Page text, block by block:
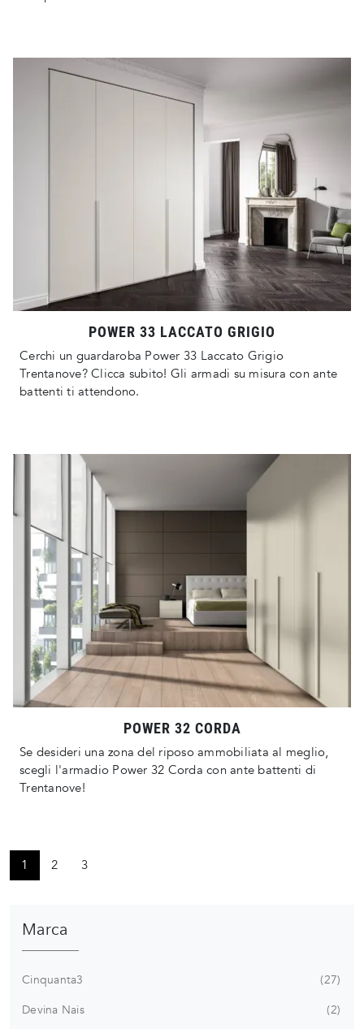
POWER 33 LACCATO GRIGIO
Cerchi un guardaroba Power 33 Laccato Grigio
Trentanove? Clicca subito! Gli armadi su misura con ante
battenti ti attendono.
POWER 32 CORDA
Se desideri una zona del riposo ammobiliata al meglio,
scegli l'armadio Power 32 Corda con ante battenti di
Trentanove!
1 2 3
Marca
Cinquanta3
27
Devina Nais
2